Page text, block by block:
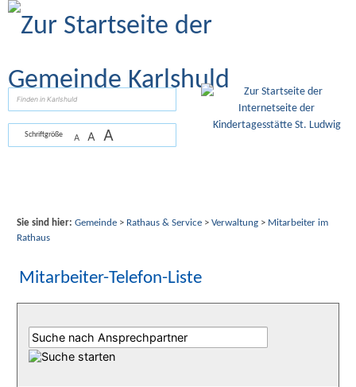
Zum Inhalt
Schriftgröße A A A
Sie sind hier: Gemeinde> Rathaus & Service> Verwaltung> Mitarbeiter im
Rathaus
Mitarbeiter-Telefon-Liste